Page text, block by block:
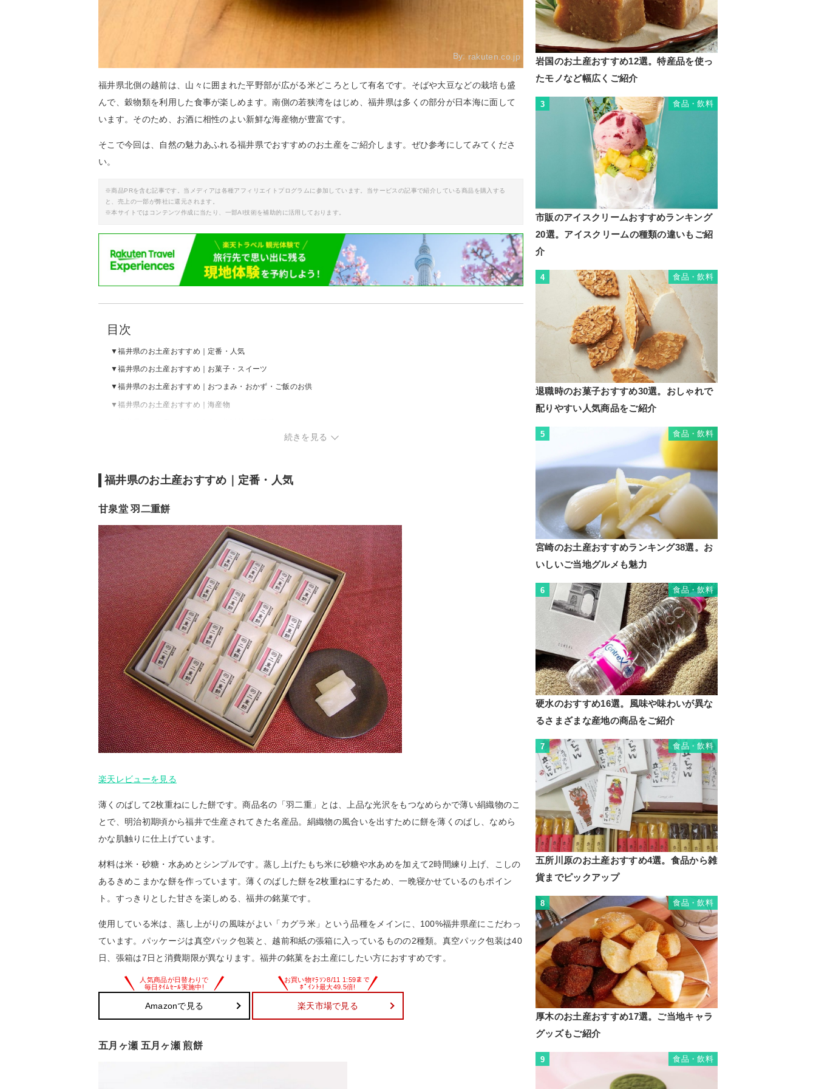
By: rakuten.co.jp
福井県北側の越前は、山々に囲まれた平野部が広がる米どころとして有名です。そばや大豆などの栽培も盛
んで、穀物類を利用した食事が楽しめます。南側の若狭湾をはじめ、福井県は多くの部分が日本海に面して
います。そのため、お酒に相性のよい新鮮な海産物が豊富です。
そこで今回は、自然の魅力あふれる福井県でおすすめのお土産をご紹介します。ぜひ参考にしてみてくださ
い。
※商品PRを含む記事です。当メディアは各種アフィリエイトプログラムに参加しています。当サービスの記事で紹介している商品を購入する
と、売上の一部が弊社に還元されます。
※本サイトではコンテンツ作成に当たり、一部AI技術を補助的に活用しております。
目次
福井県のお土産おすすめ｜定番・人気
福井県のお土産おすすめ｜お菓子・スイーツ
福井県のお土産おすすめ｜おつまみ・おかず・ご飯のお供
福井県のお土産おすすめ｜海産物
続きを見る
福井県のお土産おすすめ｜定番・人気
甘泉堂 羽二重餅
楽天レビューを見る
薄くのばして2枚重ねにした餅です。商品名の「羽二重」とは、上品な光沢をもつなめらかで薄い絹織物のこ
とで、明治初期頃から福井で生産されてきた名産品。絹織物の風合いを出すために餅を薄くのばし、なめら
かな肌触りに仕上げています。
材料は米・砂糖・水あめとシンプルです。蒸し上げたもち米に砂糖や水あめを加えて2時間練り上げ、こしの
あるきめこまかな餅を作っています。薄くのばした餅を2枚重ねにするため、一晩寝かせているのもポイン
ト。すっきりとした甘さを楽しめる、福井の銘菓です。
使用している米は、蒸し上がりの風味がよい「カグラ米」という品種をメインに、100%福井県産にこだわっ
ています。パッケージは真空パック包装と、越前和紙の張箱に入っているものの2種類。真空パック包装は40
日、張箱は7日と消費期限が異なります。福井の銘菓をお土産にしたい方におすすめです。
Amazonで見る 楽天市場で見る
五月ヶ瀬 五月ヶ瀬 煎餅
岩国のお土産おすすめ12選。特産品を使っ
たモノなど幅広くご紹介
3 食品・飲料
市販のアイスクリームおすすめランキング
20選。アイスクリームの種類の違いもご紹
介
4 食品・飲料
退職時のお菓子おすすめ30選。おしゃれで
配りやすい人気商品をご紹介
5 食品・飲料
宮崎のお土産おすすめランキング38選。お
いしいご当地グルメも魅力
6 食品・飲料
硬水のおすすめ16選。風味や味わいが異な
るさまざまな産地の商品をご紹介
7 食品・飲料
五所川原のお土産おすすめ4選。食品から雑
貨までピックアップ
8 食品・飲料
厚木のお土産おすすめ17選。ご当地キャラ
グッズもご紹介
9 食品・飲料